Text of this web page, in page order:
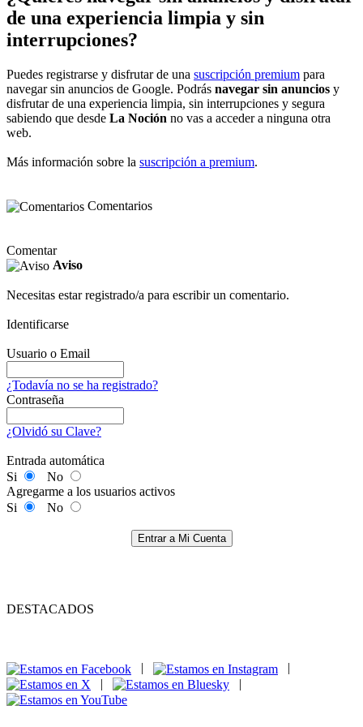
de una experiencia limpia y sin
interrupciones?
Puedes registrarse y disfrutar de una suscripción premium para
navegar sin anuncios de Google. Podrás navegar sin anuncios y
disfrutar de una experiencia limpia, sin interrupciones y segura
sabiendo que desde La Noción no vas a acceder a ninguna otra
web.
Más información sobre la suscripción a premium.
Comentarios
Comentar
Aviso
Necesitas estar registrado/a para escribir un comentario.
Identificarse
Usuario o Email
¿Todavía no se ha registrado?
Contraseña
¿Olvidó su Clave?
Entrada automática
Si
No
Agregarme a los usuarios activos
Si
No
Entrar a Mi Cuenta
DESTACADOS
|
|